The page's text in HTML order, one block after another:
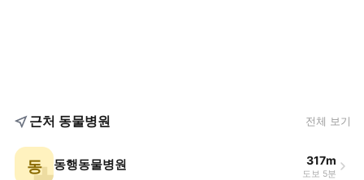
근처 동물병원 전체 보기
동 동행동물병원 317m
도보 5분